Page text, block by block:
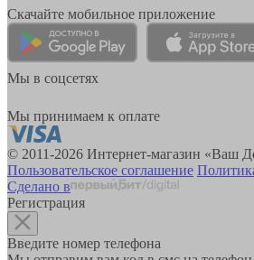
Скачайте мобильное приложение
Мы в соцсетях
Мы принимаем к оплате
© 2011-2026 Интернет-магазин «Ваш
Пользовательское соглашение
Сделано в
Регистрация
Введите номер телефона